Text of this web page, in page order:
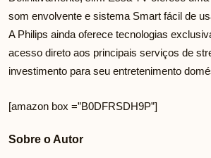
som envolvente e sistema Smart fácil de
A Philips ainda oferece tecnologias
acesso direto aos principais serviços de
investimento para seu entretenimento
[amazon box =”B0DFRSDH9P”]
Sobre o Autor